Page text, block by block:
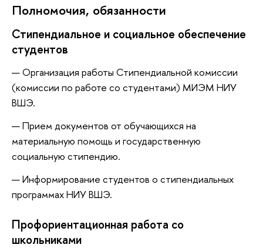
Полномочия, обязанности
Стипендиальное и социальное обеспечение
студентов
Организация работы Стипендиальной комиссии
(комиссии по работе со студентами) МИЭМ НИУ
ВШЭ.
Прием документов от обучающихся на
материальную помощь и государственную
социальную стипендию.
Информирование студентов о стипендиальных
программах НИУ ВШЭ.
Профориентационная работа со
школьниками